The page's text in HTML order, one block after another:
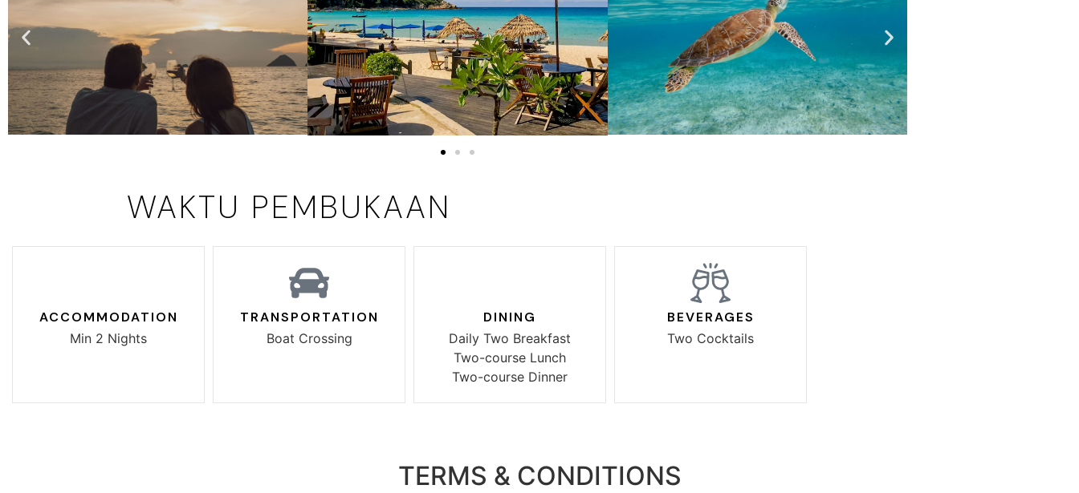
WAKTU PEMBUKAAN
ACCOMMODATION
Min 2 Nights
TRANSPORTATION
Boat Crossing
DINING
Daily Two Breakfast
Two-course Lunch
Two-course Dinner
BEVERAGES
Two Cocktails
TERMS & CONDITIONS